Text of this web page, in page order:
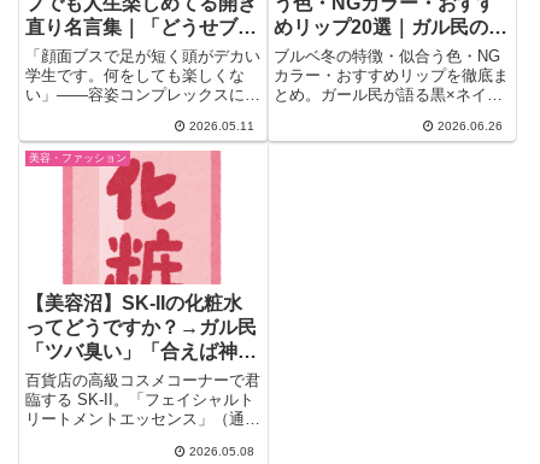
直り名言集｜「どうせブス
なら全力で楽しめ！」
「顔面ブスで足が短く頭がデカい
学生です。何をしても楽しくな
い」——容姿コンプレックスに悩
2026.05.11
めリップ20選｜ガル民の本
音まとめ
ブルベ冬の特徴・似合う色・NG
カラー・おすすめリップを徹底ま
とめ。ガール民が語る黒×ネイビ
録から、マスタード・ベージュが
2026.06.26
美容・ファッション
【美容沼】SK-IIの化粧水
ってどうですか？→ガル民
「ツバ臭い」「合えば神」
評価真っ二つの本音バトル
百貨店の高級コスメコーナーで君
臨する SK-II。「フェイシャルト
リートメントエッセンス」（通
2026.05.08